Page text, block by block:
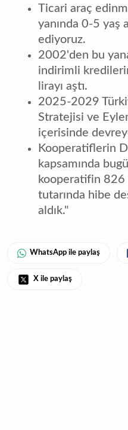
Ticari araç
yanında 0-5 yaş
ediyoruz.
2002'den bu yana
indirimli
lirayı aştı.
2025-2029
Stratejisi ve
içerisinde
Kooperatiflerin
kapsamında
kooperatifin
tutarında hibe
aldık."
WhatsApp ile paylaş
X ile paylaş